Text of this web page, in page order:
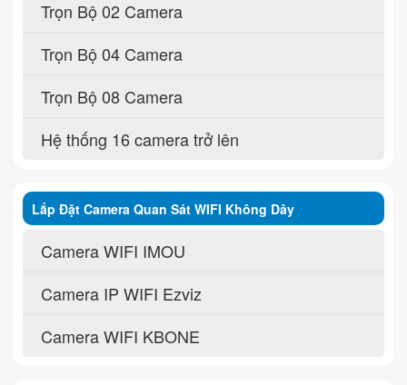
Trọn Bộ 02 Camera
Trọn Bộ 04 Camera
Trọn Bộ 08 Camera
Hệ thống 16 camera trở lên
Lắp Đặt Camera Quan Sát WIFI Không Dây
Camera WIFI IMOU
Camera IP WIFI Ezviz
Camera WIFI KBONE